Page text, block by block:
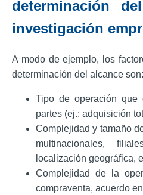
determinación
investigación
A modo de ejemplo, los
determinación del alcance son:
Tipo de operación
partes (ej.: adquisición
Complejidad y tamaño
multinacionales,
localización geográfica,
Complejidad de la
compraventa, acuerdo